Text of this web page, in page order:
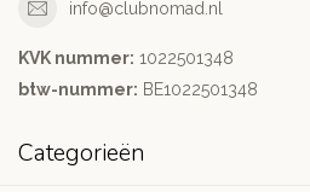
info@clubnomad.nl
KVK nummer: 1022501348
btw-nummer: BE1022501348
Categorieën